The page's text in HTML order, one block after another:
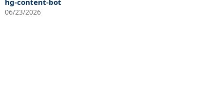
hg-content-bot
06/23/2026